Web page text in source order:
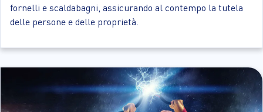
fornelli e scaldabagni, assicurando al contempo la tutela
delle persone e delle proprietà.